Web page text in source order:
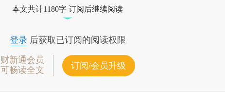
本文共计1180字 订阅后继续阅读
登录后获取已订阅的阅读权限
财新通会员
可畅读全文
订阅/会员升级